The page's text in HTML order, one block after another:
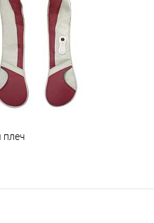
Недоступно
плеч